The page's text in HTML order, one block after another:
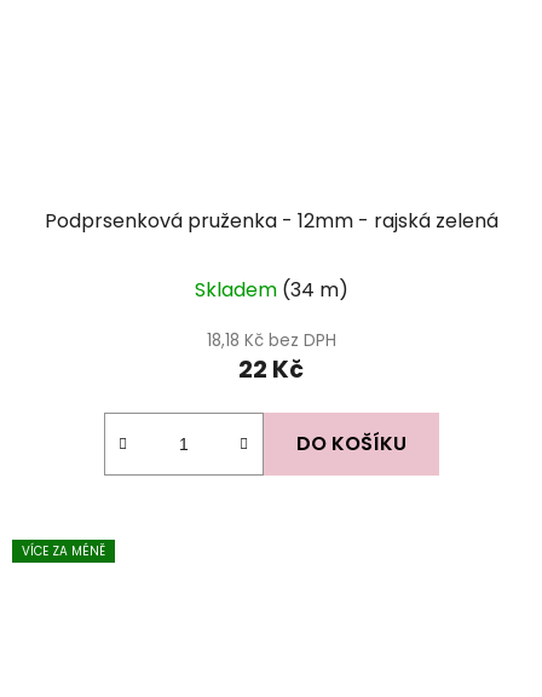
Podprsenková pruženka - 12mm - rajská zelená
Skladem (34 m)
18,18 Kč bez DPH
22 Kč
DO KOŠÍKU
VÍCE ZA MÉNĚ